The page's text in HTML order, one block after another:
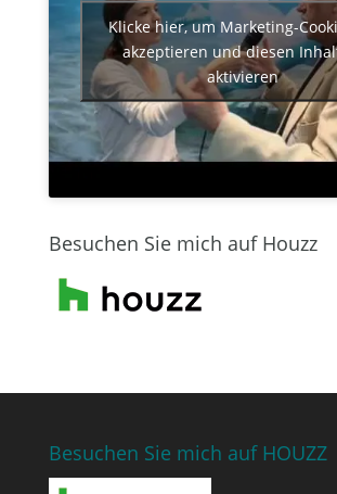
Klicke hier, um Marketing-
akzeptieren und diesen
aktivieren
Besuchen Sie mich auf Houzz
Besuchen Sie mich auf HOUZZ